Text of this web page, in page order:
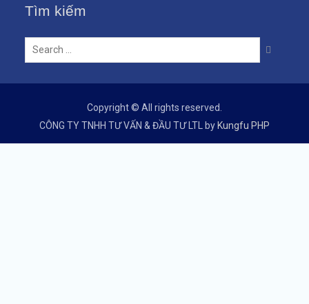
Tìm kiếm
Search
for:
Copyright © All rights reserved.
CÔNG TY TNHH TƯ VẤN & ĐẦU TƯ LTL by Kungfu PHP